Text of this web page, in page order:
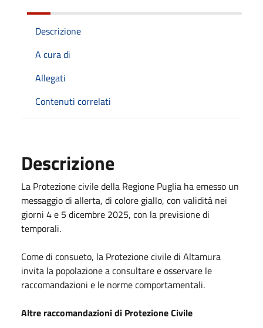
Descrizione
A cura di
Allegati
Contenuti correlati
Descrizione
La Protezione civile della Regione Puglia ha emesso un
messaggio di allerta, di colore giallo, con validità nei
giorni 4 e 5 dicembre 2025, con la previsione di
temporali.
Come di consueto, la Protezione civile di Altamura
invita la popolazione a consultare e osservare le
raccomandazioni e le norme comportamentali.
Altre raccomandazioni di Protezione Civile